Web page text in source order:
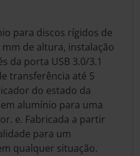
para discos rígidos de
mm de altura, instalação
da porta USB 3.0/3.1
transferência até 5
do estado da
alumínio para uma
e. Fabricada a partir
para um
qualquer situação.